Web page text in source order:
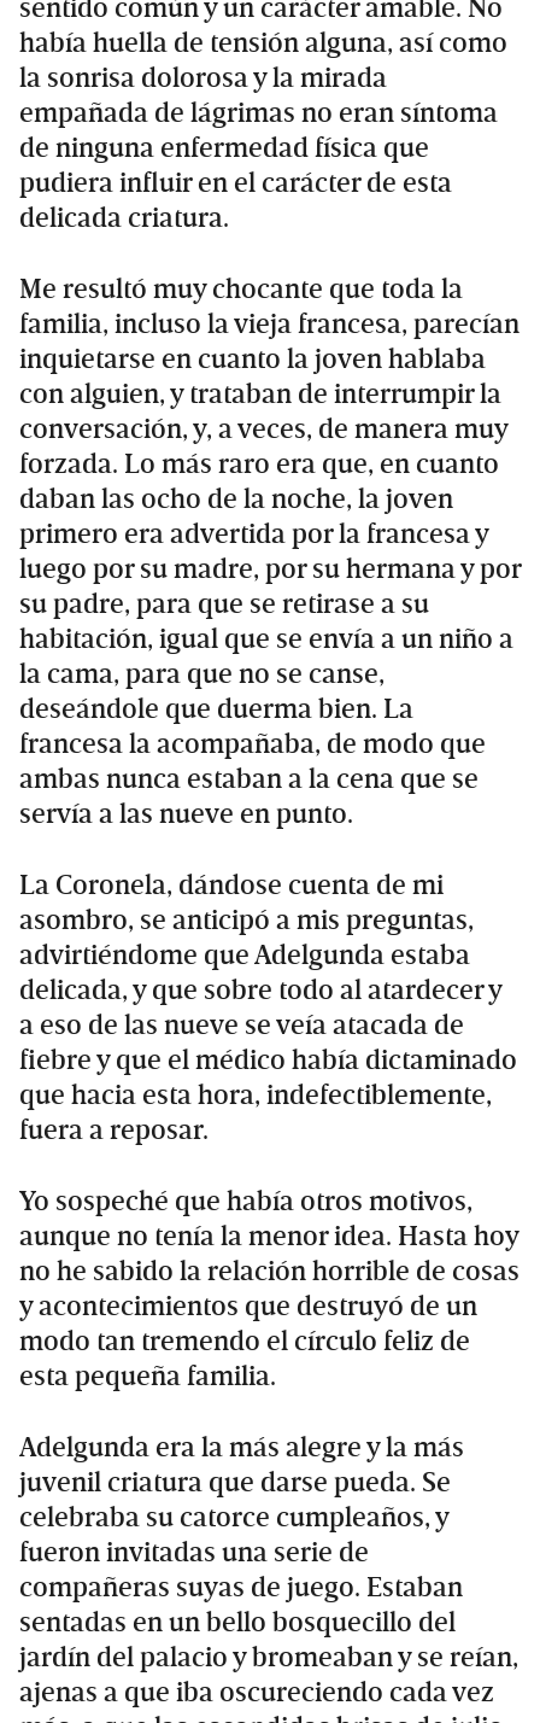
sentido común y un carácter amable. No
había huella de tensión alguna, así como
la sonrisa dolorosa y la mirada
empañada de lágrimas no eran síntoma
de ninguna enfermedad física que
pudiera influir en el carácter de esta
delicada criatura.
Me resultó muy chocante que toda la
familia, incluso la vieja francesa, parecían
inquietarse en cuanto la joven hablaba
con alguien, y trataban de interrumpir la
conversación, y, a veces, de manera muy
forzada. Lo más raro era que, en cuanto
daban las ocho de la noche, la joven
primero era advertida por la francesa y
luego por su madre, por su hermana y por
su padre, para que se retirase a su
habitación, igual que se envía a un niño a
la cama, para que no se canse,
deseándole que duerma bien. La
francesa la acompañaba, de modo que
ambas nunca estaban a la cena que se
servía a las nueve en punto.
La Coronela, dándose cuenta de mi
asombro, se anticipó a mis preguntas,
advirtiéndome que Adelgunda estaba
delicada, y que sobre todo al atardecer y
a eso de las nueve se veía atacada de
fiebre y que el médico había dictaminado
que hacia esta hora, indefectiblemente,
fuera a reposar.
Yo sospeché que había otros motivos,
aunque no tenía la menor idea. Hasta hoy
no he sabido la relación horrible de cosas
y acontecimientos que destruyó de un
modo tan tremendo el círculo feliz de
esta pequeña familia.
Adelgunda era la más alegre y la más
juvenil criatura que darse pueda. Se
celebraba su catorce cumpleaños, y
fueron invitadas una serie de
compañeras suyas de juego. Estaban
sentadas en un bello bosquecillo del
jardín del palacio y bromeaban y se reían,
ajenas a que iba oscureciendo cada vez